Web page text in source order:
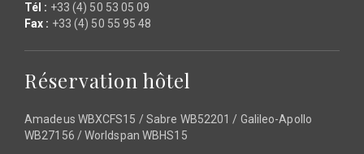
Tél : +33 (4) 50 53 05 09
Fax : +33 (4) 50 55 95 48
Réservation hôtel
Amadeus WBXCFS15 / Sabre WB52201 / Galileo-Apollo
WB27156 / Worldspan WBHS15